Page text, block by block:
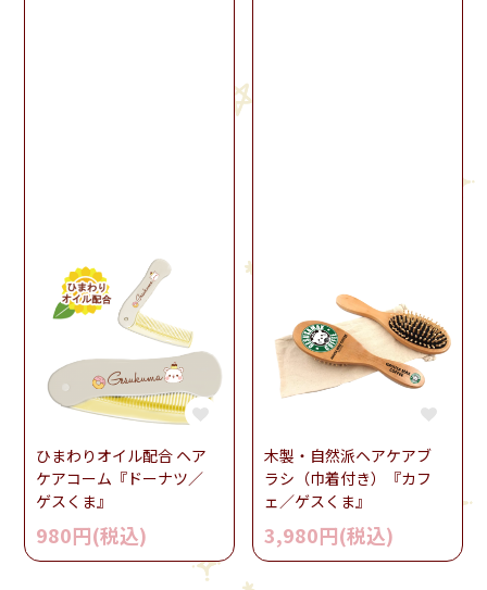
ひまわりオイル配合 ヘア
ケアコーム『ドーナツ／
ゲスくま』
980円(税込)
木製・自然派ヘアケアブ
ラシ（巾着付き）『カフ
ェ／ゲスくま』
3,980円(税込)